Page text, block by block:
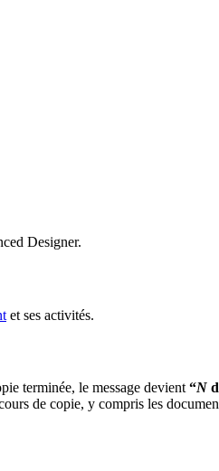
Designer.
et ses activités.
terminée, le message devient “N
de copie, y compris les